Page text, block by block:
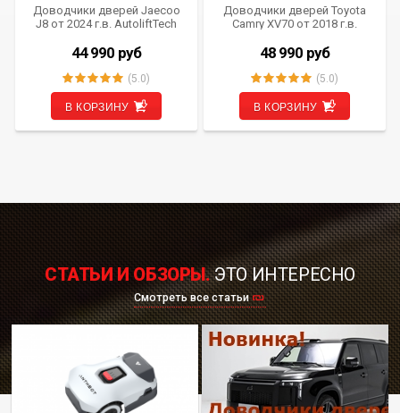
Доводчики дверей Jaecoo
J8 от 2024 г.в. AutoliftTech
44 990 руб
(5.0)
В КОРЗИНУ
Доводчики дверей Toyota
Camry XV70 от 2018 г.в.
48 990 руб
(5.0)
В КОРЗИНУ
СТАТЬИ И ОБЗОРЫ.ЭТО ИНТЕРЕСНО
Смотреть все статьи